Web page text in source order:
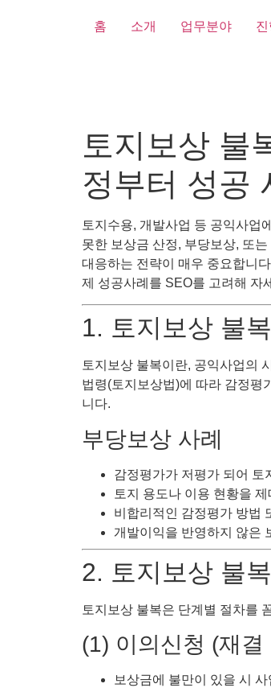
홈 소개 업무분야
토지보상 불
정부터 성공
토지수용, 개발사업 등 공익사업
못한 보상금 산정, 부당보상, 또
대응하는 전략이 매우 중요합니
제 성공사례를 SEO를 고려해 자
1. 토지보상 불
토지보상 불복이란, 공익사업의
법령(토지보상법)에 따라 감정평
니다.
부당보상 사례
감정평가가 저평가 되어 토
토지 용도나 이용 현황을
비합리적인 감정평가 방법
개발이익을 반영하지 않은
2. 토지보상 불
토지보상 불복은 단계별 절차를
(1) 이의신청 (재
보상금에 불만이 있을 시